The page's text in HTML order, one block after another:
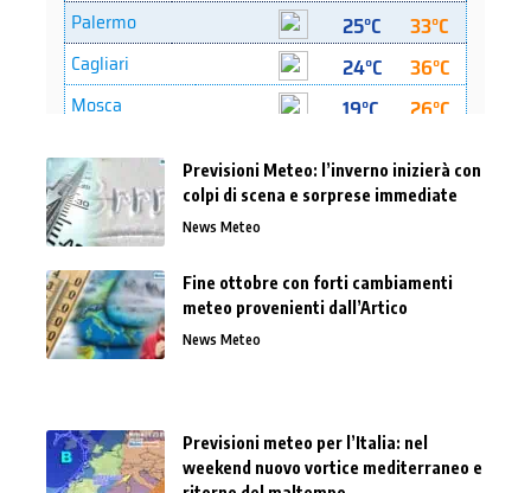
Previsioni Meteo: l’inverno inizierà con
colpi di scena e sorprese immediate
News Meteo
Fine ottobre con forti cambiamenti
meteo provenienti dall’Artico
News Meteo
Previsioni meteo per l’Italia: nel
weekend nuovo vortice mediterraneo e